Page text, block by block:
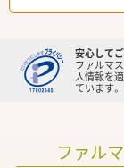
安心して
ファルマ
人情報を
ています。
ファル